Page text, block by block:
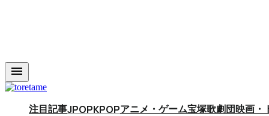
menu
注目記事JPOPKPOPアニメ・ゲーム宝塚歌劇団映画・